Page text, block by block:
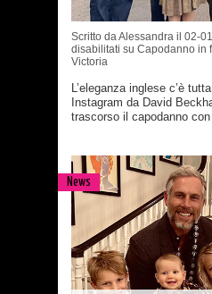
Scritto da Alessandra il 02-
disabilitati su Capodanno in
Victoria
L’eleganza inglese c’è
Instagram da David
trascorso il capodanno
News